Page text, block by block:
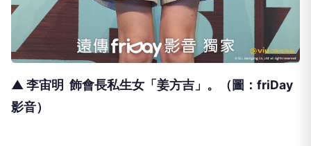
▲ 李宙明 飾會長私生女「姜方吉」。（圖：friDay
影音）